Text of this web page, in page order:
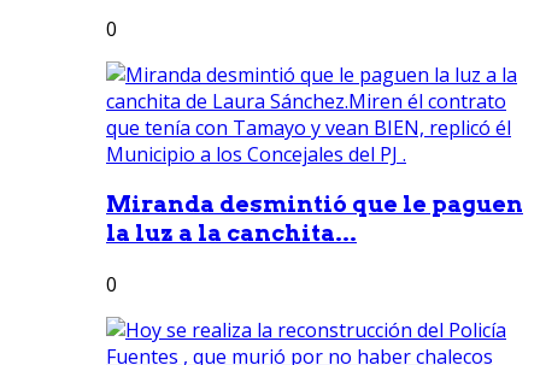
0
Miranda desmintió que le paguen
la luz a la canchita...
0